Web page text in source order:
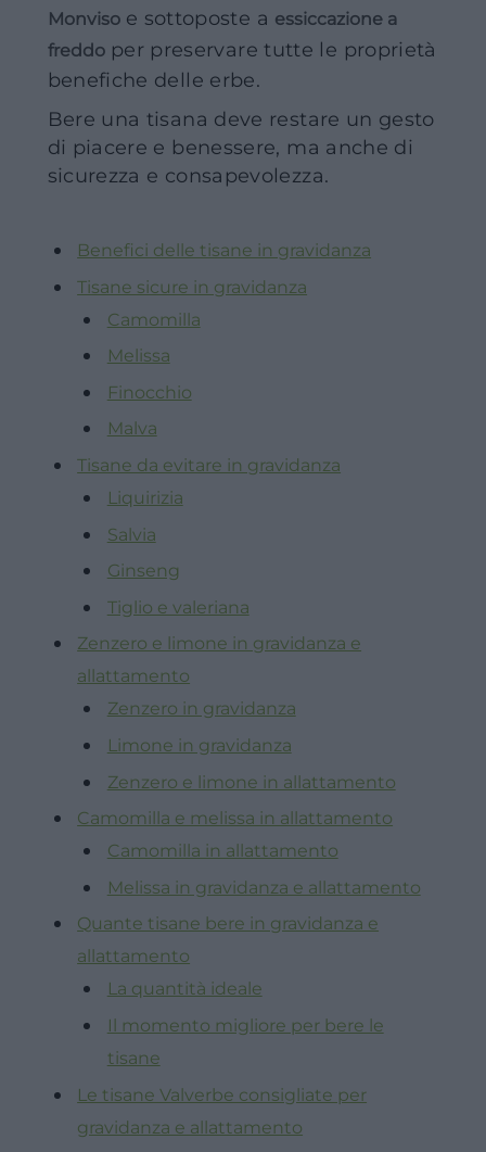
Monvisoe sottoposte a essiccazione a
freddoper preservare tutte le proprietà
benefiche delle erbe.
Bere una tisana deve restare un gesto
di piacere e benessere, ma anche di
sicurezza e consapevolezza.
Benefici delle tisane in gravidanza
Tisane sicure in gravidanza
Camomilla
Melissa
Finocchio
Malva
Tisane da evitare in gravidanza
Liquirizia
Salvia
Ginseng
Tiglio e valeriana
Zenzero e limone in gravidanza e
allattamento
Zenzero in gravidanza
Limone in gravidanza
Zenzero e limone in allattamento
Camomilla e melissa in allattamento
Camomilla in allattamento
Melissa in gravidanza e allattamento
Quante tisane bere in gravidanza e
allattamento
La quantità ideale
Il momento migliore per bere le
tisane
Le tisane Valverbe consigliate per
gravidanza e allattamento